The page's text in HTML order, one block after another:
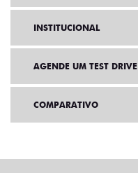
INSTITUCIONAL
AGENDE UM TEST DRIVE
COMPARATIVO